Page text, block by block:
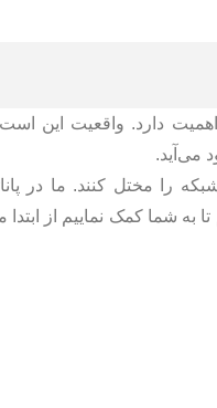
دارد. واقعیت این
می‌آید.
را مختل کنند. ما در
را بررسی می‌کنیم تا به شما کمک نماییم